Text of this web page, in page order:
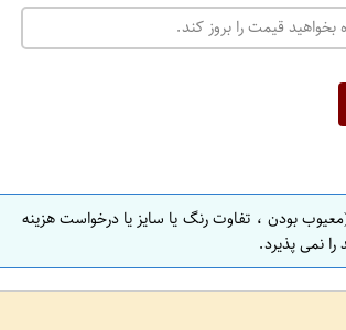
قیمت را بروز کند.
بودن ، تفاوت رنگ یا سایز یا درخواست هزینه
نمی پذیرد.